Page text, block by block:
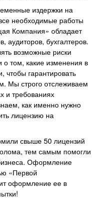
издержки на
необходимые работы
Компания» обладает
аудиторов, бухгалтеров.
возможные риски
о том, какие изменения в
чтобы гарантировать
Мы строго отслеживаем
и требованиях
как именно нужно
лицензию на
свыше 50 лицензий
тем самым помогли
Оформление
«Первой
оформление ее в